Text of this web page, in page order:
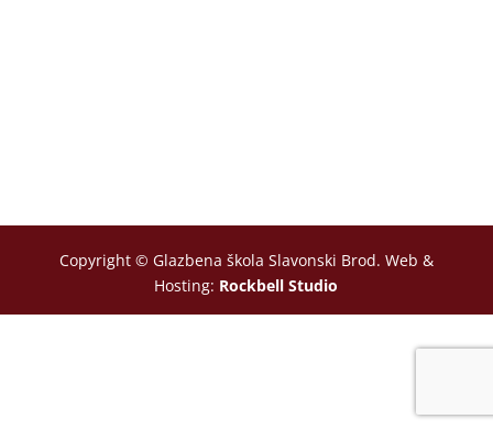
Copyright © Glazbena škola Slavonski Brod. Web &
Hosting: Rockbell Studio